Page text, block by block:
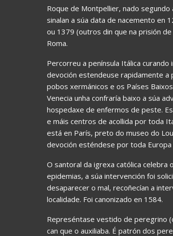
Roque de Montpellier, nado
sinalan a súa data de nacemento en
ou 1379 (outros din que na prisión
Roma.
Percorreu a península Itálica
devoción estendeuse rapidamente a
pobos xermánicos e os Países
Venecia unha confraría baixo a súa
hospedaxe de enfermos de peste.
e máis centros de acollida por toda
está en París, preto do museo do
devoción esténdese por toda Europa
O santoral da igrexa católica
epidemias, a súa intervención foi
desaparecer o mal, recoñecían a
localidade. Foi canonizado en 1584.
Represéntase vestido de peregrino
can que o auxiliaba. É patrón dos